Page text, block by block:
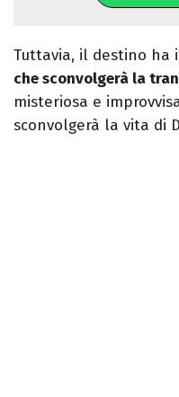
Tuttavia, il destino ha
che sconvolgerà la
misteriosa e
sconvolgerà la vita di